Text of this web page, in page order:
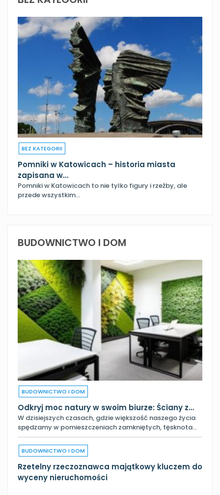
BEZ KATEGORII
Pomniki w Katowicach – historia miasta
zapisana w…
Pomniki w Katowicach to nie tylko figury i rzeźby, ale
przede wszystkim…
BUDOWNICTWO I DOM
BUDOWNICTWO I DOM
Odkryj moc natury w swoim biurze: Ściany z…
W dzisiejszych czasach, gdzie większość naszego życia
spędzamy w pomieszczeniach zamkniętych, tęsknota…
BUDOWNICTWO I DOM
Rzetelny rzeczoznawca majątkowy kluczem do
wyceny nieruchomości